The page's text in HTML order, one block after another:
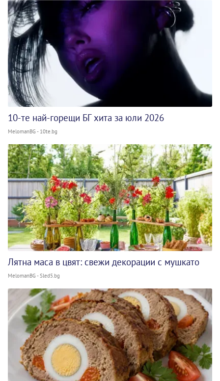
10-те най-горещи БГ хита за юли 2026
MelomanBG - 10te.bg
Лятна маса в цвят: свежи декорации с мушкато
MelomanBG - Sled5.bg